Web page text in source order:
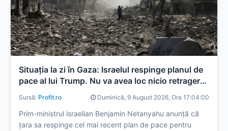
Situația la zi în Gaza: Israelul respinge planul de
pace al lui Trump. Nu va avea loc nicio retragere
până când Hamas nu se va dezarma
Sursă: Profit.ro Duminică, 9 August 2026, Ora 17:04:00
Prim-ministrul israelian Benjamin Netanyahu anunță că
țara sa respinge cel mai recent plan de pace pentru